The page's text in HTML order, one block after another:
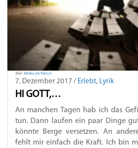
Bild: fotolia.de/hikrcn
7. Dezember 2017 / Erlebt, Lyrik
HI GOTT,…
An manchen Tagen hab ich das
tun. Dann laufen ein paar Dinge
könnte Berge versetzen. An
fehlt mir einfach die Kraft. Ich bin